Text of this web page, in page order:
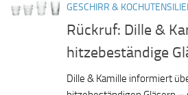
GESCHIRR &
Rückruf: Dille &
hitzebeständige
Dille & Kamille informiert